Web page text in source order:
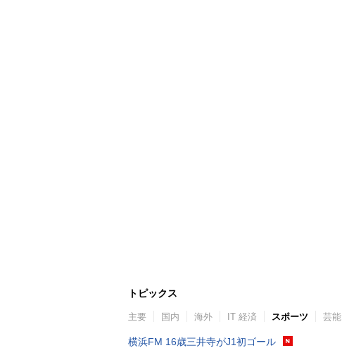
トピックス
主要 国内 海外 IT 経済 スポーツ 芸能
横浜FM 16歳三井寺がJ1初ゴール